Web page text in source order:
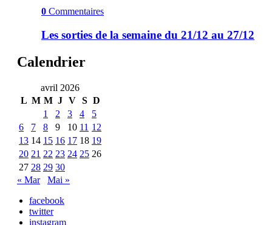
0 Commentaires
Les sorties de la semaine du 21/12 au 27/12
Calendrier
avril 2026
L M M J V S D
1
2 3 4
5
6
7 8 9 10 11 12
13 14 15 16 17 18 19
20 21 22 23 24 25 26
27 28 29 30
« Mar
Mai »
facebook
twitter
instagram